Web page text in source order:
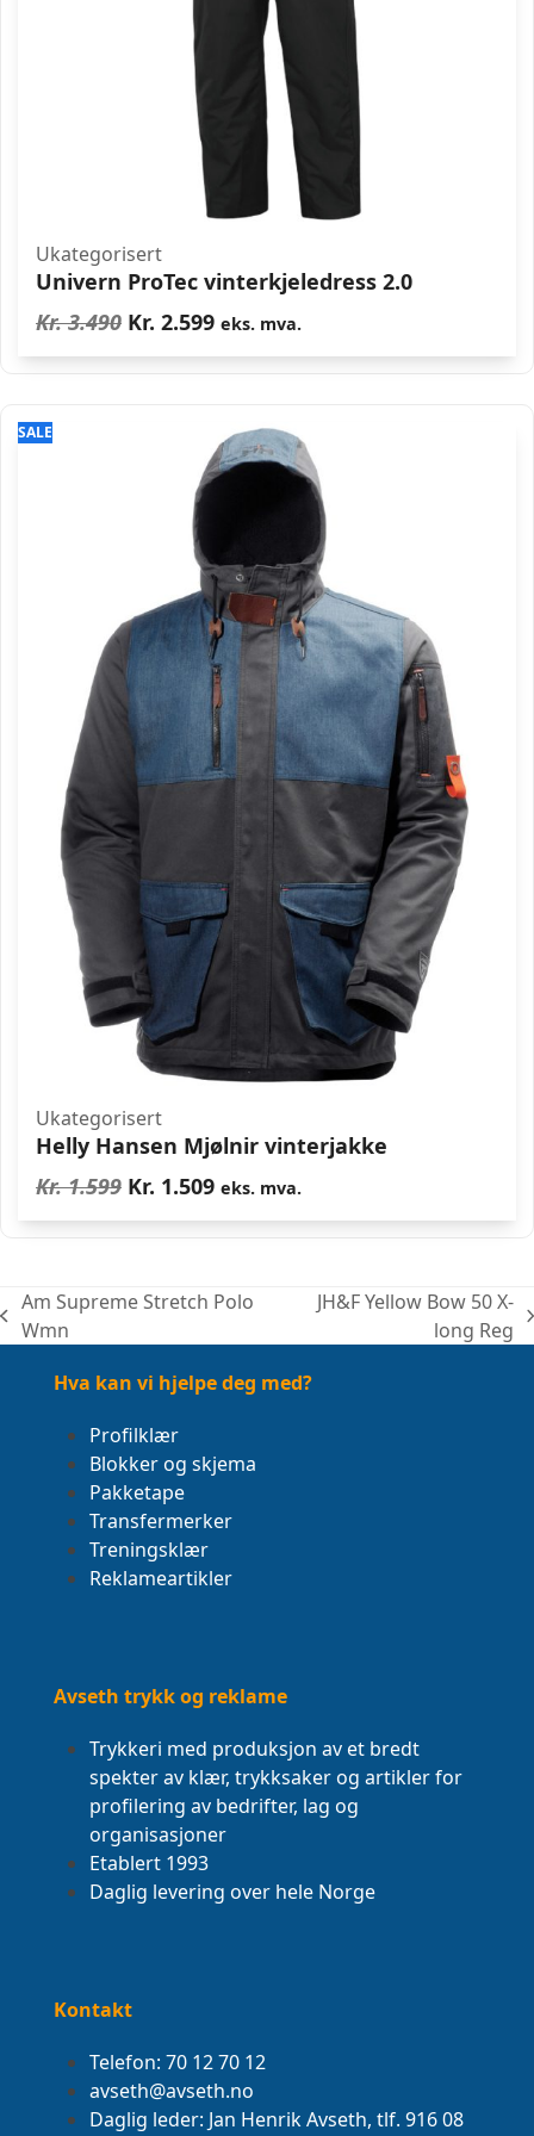
Ukategorisert
Univern ProTec vinterkjeledress 2.0
Kr.3.490 Opprinnelig
pris
Kr. 2.599Nåværende
pris
eks. mva.
SALE
Ukategorisert
Helly Hansen Mjølnir vinterjakke
Kr.1.599 Opprinnelig
pris
Kr. 1.509Nåværende
pris
eks. mva.
previous
Am Supreme Stretch Polo
Wmn
JH&F Yellow Bow 50 X-
long Reg
Hva kan vi hjelpe deg med?
Profilklær
Blokker og skjema
Pakketape
Transfermerker
Treningsklær
Reklameartikler
Avseth trykk og reklame
Trykkeri med produksjon av et bredt
spekter av klær, trykksaker og artikler for
profilering av bedrifter, lag og
organisasjoner
Etablert 1993
Daglig levering over hele Norge
Kontakt
Telefon: 70 12 70 12
avseth@avseth.no
Daglig leder: Jan Henrik Avseth, tlf. 916 08